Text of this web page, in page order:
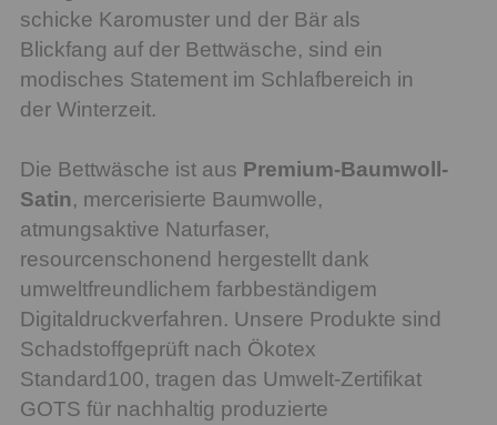
schicke Karomuster und der Bär als
Blickfang auf der Bettwäsche, sind ein
modisches Statement im Schlafbereich in
der Winterzeit.
Die Bettwäsche ist aus Premium-Baumwoll-
Satin, mercerisierte Baumwolle,
atmungsaktive Naturfaser,
resourcenschonend hergestellt dank
umweltfreundlichem farbbeständigem
Digitaldruckverfahren. Unsere Produkte sind
Schadstoffgeprüft nach Ökotex
Standard100, tragen das Umwelt-Zertifikat
GOTS für nachhaltig produzierte